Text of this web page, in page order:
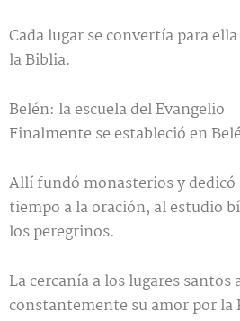
Cada lugar se convertía para
la Biblia.
Belén: la escuela del Evangelio
Finalmente se estableció en
Allí fundó monasterios y dedicó
tiempo a la oración, al estudio
los peregrinos.
La cercanía a los lugares
constantemente su amor por la